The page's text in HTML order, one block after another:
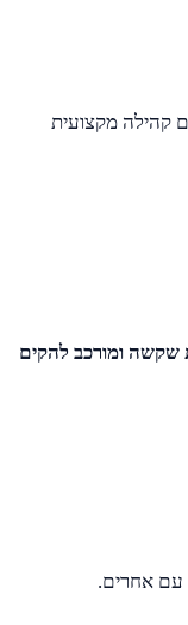
בעלי עסקים מחפשים קהילה מקצועית
שקשה ומורכב להקים
עם אחרים.